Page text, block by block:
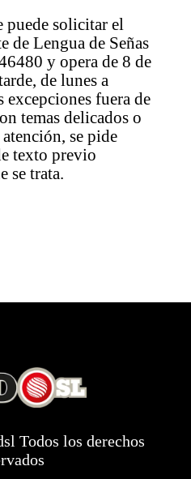
puede solicitar el
de Lengua de Señas
y opera de 8 de
de lunes a
excepciones fuera de
temas delicados o
se pide
texto previo
se trata.
Todos los derechos